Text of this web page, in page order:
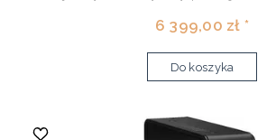
6 399,00 zł *
Do koszyka